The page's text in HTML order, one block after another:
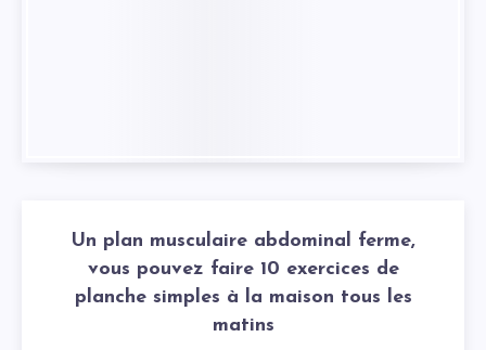
Un plan musculaire abdominal ferme,
vous pouvez faire 10 exercices de
planche simples à la maison tous les
matins